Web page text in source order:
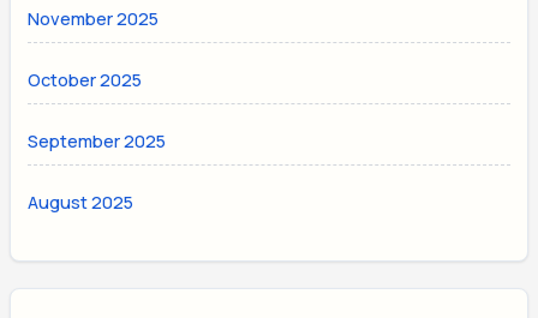
November 2025
October 2025
September 2025
August 2025